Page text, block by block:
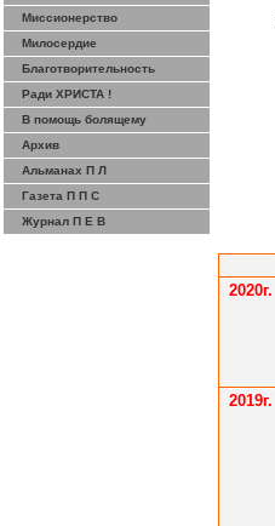
Миссионерство
Милосердие
Благотворительность
Ради ХРИСТА !
В помощь болящему
Архив
Альманах П Л
Газета П П С
Журнал П Е В
2020г.
2019г.